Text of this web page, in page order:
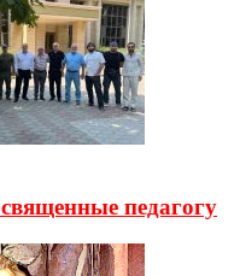
педагогу